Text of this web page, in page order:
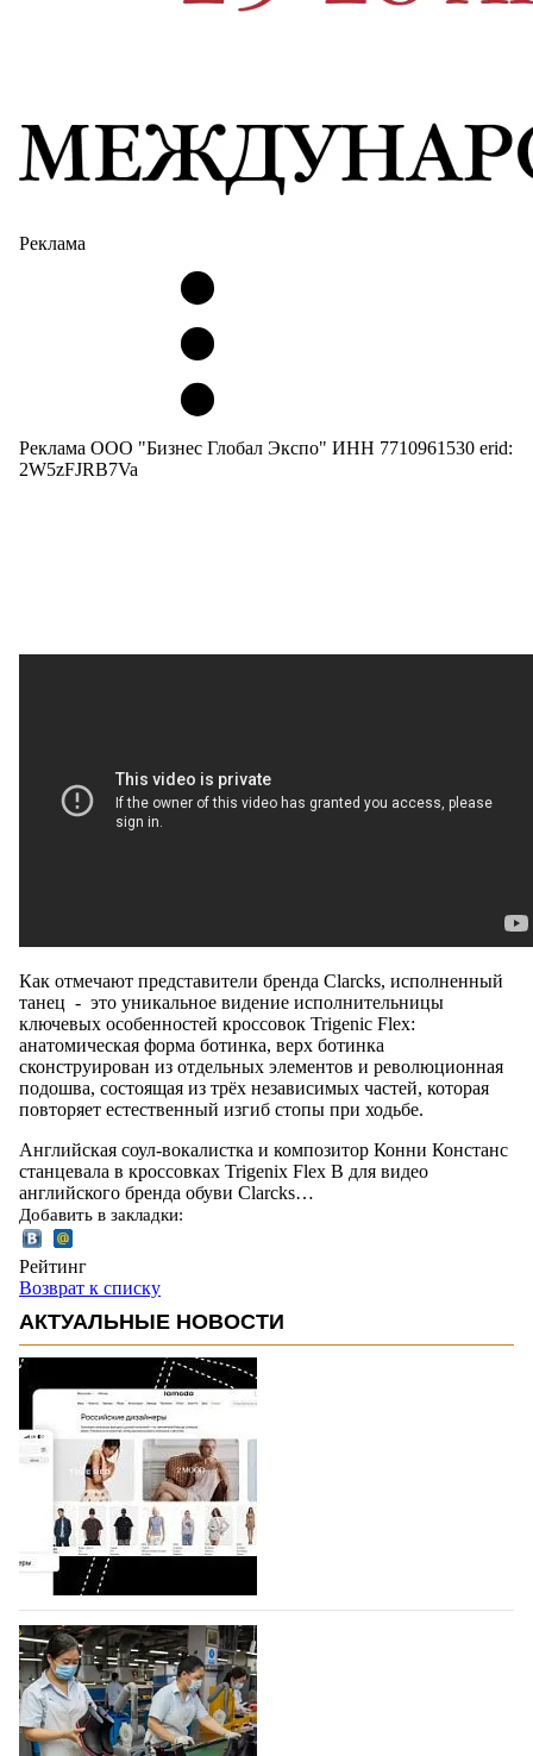
Реклама
Реклама ООО "Бизнес Глобал Экспо" ИНН 7710961530 erid:
2W5zFJRB7Va
Как отмечают представители бренда Clarcks, исполненный
танец - это уникальное видение исполнительницы
ключевых особенностей кроссовок Trigeniс Flex:
анатомическая форма ботинка, верх ботинка
сконструирован из отдельных элементов и революционная
подошва, состоящая из трёх независимых частей, которая
повторяет естественный изгиб стопы при ходьбе.
Английская соул-вокалистка и композитор Конни Констанс
станцевала в кроссовках Trigenix Flex B для видео
английского бренда обуви Clarcks…
Добавить в закладки:
Рейтинг
Возврат к списку
АКТУАЛЬНЫЕ НОВОСТИ
На платформе Lamoda - новый раздел и
условия продвижения локальных
дизайнерских марок